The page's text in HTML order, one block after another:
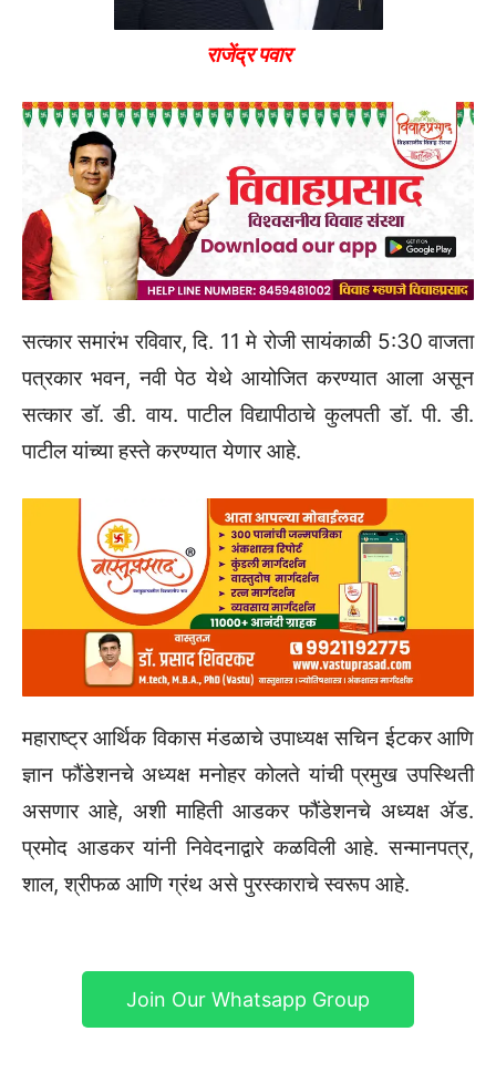
राजेंद्र पवार
सत्कार समारंभ रविवार, दि. 11 मे रोजी सायंकाळी 5:30 वाजता
पत्रकार भवन, नवी पेठ येथे आयोजित करण्यात आला असून
सत्कार डॉ. डी. वाय. पाटील विद्यापीठाचे कुलपती डॉ. पी. डी.
पाटील यांच्या हस्ते करण्यात येणार आहे.
महाराष्ट्र आर्थिक विकास मंडळाचे उपाध्यक्ष सचिन ईटकर आणि
ज्ञान फौंडेशनचे अध्यक्ष मनोहर कोलते यांची प्रमुख उपस्थिती
असणार आहे, अशी माहिती आडकर फौंडेशनचे अध्यक्ष ॲड.
प्रमोद आडकर यांनी निवेदनाद्वारे कळविली आहे. सन्मानपत्र,
शाल, श्रीफळ आणि ग्रंथ असे पुरस्काराचे स्वरूप आहे.
Join Our Whatsapp Group